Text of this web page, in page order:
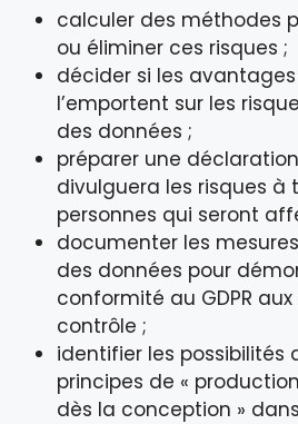
calculer des méthodes
ou éliminer ces risques ;
décider si les
l’emportent sur les
des données ;
préparer une
divulguera les risques à
personnes qui seront
documenter les
des données pour
conformité au GDPR
contrôle ;
identifier les possibilités
principes de «
dès la conception »